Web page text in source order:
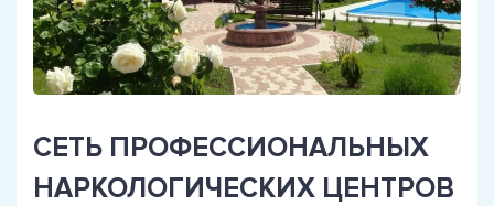
СЕТЬ ПРОФЕССИОНАЛЬНЫХ
НАРКОЛОГИЧЕСКИХ ЦЕНТРОВ